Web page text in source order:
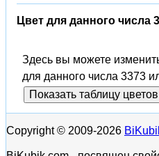
Цвет для данного числа
Здесь вы можете
для данного числа 3373
Показать таблицу цветов
Copyright © 2009-2026